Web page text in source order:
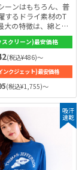
ーンはもちろん、普
するドライ素材のT
大の特徴は、綿とは
いほど優れた吸汗速
吸汗速乾性能がある
綿ですが、メッシュ
使用のスポーツ
は綿の2倍以上（当社
を持ちます。素早く
し乾燥するので常に
す♪
クリーン)最安価格
(税込¥486)～
ンクジェット)最安価格
(税込¥1,755)～
吸汗
速乾